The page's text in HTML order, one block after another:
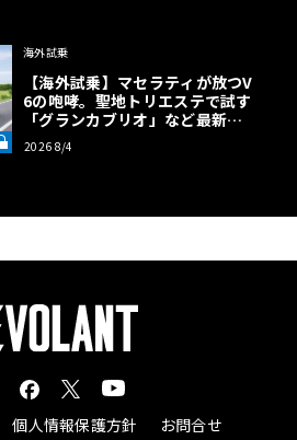
海外試乗
【海外試乗】マセラティが放つV
6の咆哮。聖地トリエステで試す
「グランカブリオ」など最新ト
ロフェオ3台の官能評価《LE VO
LANT LAB》
2026 8/4
個人情報保護方針 お問合せ